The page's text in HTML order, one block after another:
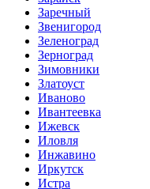
Заречный
Звенигород
Зеленоград
Зерноград
Зимовники
Златоуст
Иваново
Ивантеевка
Ижевск
Иловля
Инжавино
Иркутск
Истра